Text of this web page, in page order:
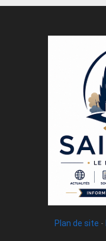
Plan de site -